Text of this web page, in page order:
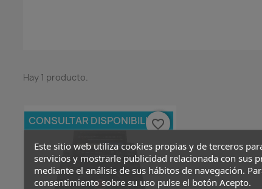
Hay 1 producto.
CONSULTAR DISPONIBILIDAD
favorite_border
Este sitio web utiliza cookies propias y de terceros
servicios y mostrarle publicidad relacionada con sus
mediante el análisis de sus hábitos de navegación.
consentimiento sobre su uso pulse el botón Acepto.